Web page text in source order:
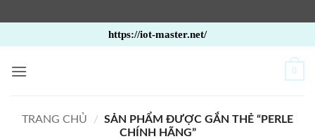
qua
nội
https://iot-master.net/
0
TRANG CHỦ / SẢN PHẨM ĐƯỢC GẮN THẺ “PERLE
CHÍNH HÃNG”